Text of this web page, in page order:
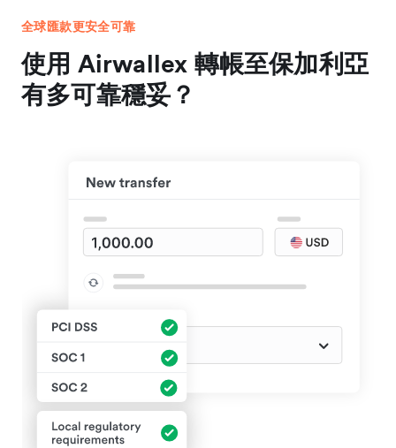
全球匯款更安全可靠
使用 Airwallex 轉帳至保加利亞
有多可靠穩妥？